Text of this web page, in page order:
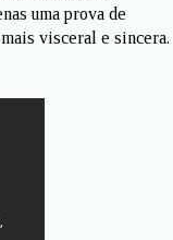
uma prova de
visceral e sincera.